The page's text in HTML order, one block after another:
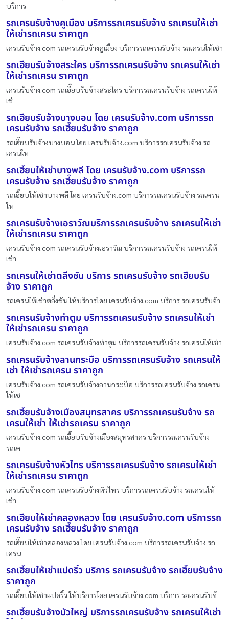
บริการ
รถเครนรับจ้างคูเมือง บริการรถเครนรับจ้าง รถเครนให้เช่า
ให้เช่ารถเครน ราคาถูก
เครนรับจ้าง.com รถเครนรับจ้างคูเมือง บริการรถเครนรับจ้าง รถเครนให้เช่า
รถเฮี๊ยบรับจ้างสระใคร บริการรถเครนรับจ้าง รถเครนให้เช่า
ให้เช่ารถเครน ราคาถูก
เครนรับจ้าง.com รถเฮี๊ยบรับจ้างสระใคร บริการรถเครนรับจ้าง รถเครนให้
เช่
รถเฮี๊ยบรับจ้างบางบอน โดย เครนรับจ้าง.com บริการรถ
เครนรับจ้าง รถเฮี๊ยบรับจ้าง ราคาถูก
รถเฮี๊ยบรับจ้างบางบอน โดย เครนรับจ้าง.com บริการรถเครนรับจ้าง รถ
เครนให
รถเฮี๊ยบให้เช่าบางพลี โดย เครนรับจ้าง.com บริการรถ
เครนรับจ้าง รถเฮี๊ยบรับจ้าง ราคาถูก
รถเฮี๊ยบให้เช่าบางพลี โดย เครนรับจ้าง.com บริการรถเครนรับจ้าง รถเครน
ให
รถเครนรับจ้างเอราวัณบริการรถเครนรับจ้าง รถเครนให้เช่า
ให้เช่ารถเครน ราคาถูก
เครนรับจ้าง.com รถเครนรับจ้างเอราวัณ บริการรถเครนรับจ้าง รถเครนให้
เช่า
รถเครนให้เช่าตลิ่งชัน บริการ รถเครนรับจ้าง รถเฮี๊ยบรับ
จ้าง ราคาถูก
รถเครนให้เช่าตลิ่งชัน ให้บริการโดย เครนรับจ้าง.com บริการ รถเครนรับจ้า
รถเครนรับจ้างท่าตูม บริการรถเครนรับจ้าง รถเครนให้เช่า
ให้เช่ารถเครน ราคาถูก
เครนรับจ้าง.com รถเครนรับจ้างท่าตูม บริการรถเครนรับจ้าง รถเครนให้เช่า
รถเครนรับจ้างลานกระบือ บริการรถเครนรับจ้าง รถเครนให้
เช่า ให้เช่ารถเครน ราคาถูก
เครนรับจ้าง.com รถเครนรับจ้างลานกระบือ บริการรถเครนรับจ้าง รถเครน
ให้เช
รถเฮี๊ยบรับจ้างเมืองสมุทรสาคร บริการรถเครนรับจ้าง รถ
เครนให้เช่า ให้เช่ารถเครน ราคาถูก
เครนรับจ้าง.com รถเฮี๊ยบรับจ้างเมืองสมุทรสาคร บริการรถเครนรับจ้าง
รถเค
รถเครนรับจ้างหัวไทร บริการรถเครนรับจ้าง รถเครนให้เช่า
ให้เช่ารถเครน ราคาถูก
เครนรับจ้าง.com รถเครนรับจ้างหัวไทร บริการรถเครนรับจ้าง รถเครนให้
เช่า
รถเฮี๊ยบให้เช่าคลองหลวง โดย เครนรับจ้าง.com บริการรถ
เครนรับจ้าง รถเฮี๊ยบรับจ้าง ราคาถูก
รถเฮี๊ยบให้เช่าคลองหลวง โดย เครนรับจ้าง.com บริการรถเครนรับจ้าง รถ
เครน
รถเฮี๊ยบให้เช่าแปดริ้ว บริการ รถเครนรับจ้าง รถเฮี๊ยบรับจ้าง
ราคาถูก
รถเฮี๊ยบให้เช่าแปดริ้ว ให้บริการโดย เครนรับจ้าง.com บริการ รถเครนรับจ้
รถเฮี๊ยบรับจ้างบัวใหญ่ บริการรถเครนรับจ้าง รถเครนให้เช่า